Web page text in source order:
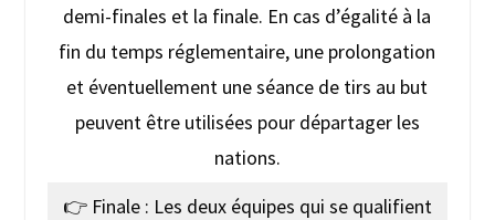
demi-finales et la finale. En cas d’égalité à la
fin du temps réglementaire, une prolongation
et éventuellement une séance de tirs au but
peuvent être utilisées pour départager les
nations.
👉 Finale : Les deux équipes qui se qualifient